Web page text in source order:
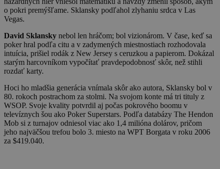
o pokri premýšľame. Sklansky podľahol zlyhaniu srdca v Las
Vegas.
David Sklansky nebol len hráčom; bol vizionárom. V čase, keď sa
poker hral podľa citu a v zadymených miestnostiach rozhodovala
intuícia, prišiel rodák z New Jersey s ceruzkou a papierom. Dokázal
starým harcovníkom vypočítať pravdepodobnosť skôr, než stihli
rozdať karty.
Hoci ho mladšia generácia vnímala skôr ako autora, Sklansky bol v
80. rokoch postrachom za stolmi. Na svojom konte má tri tituly z
WSOP. Svoje kvality potvrdil aj počas pokrového boomu v
televíznych šou ako Poker Superstars. Podľa databázy The Hendon
Mob si z turnajov odniesol viac ako 1,4 milióna dolárov, pričom
jeho najväčšou trefou bolo 3. miesto na WPT Borgata v roku 2006
za $419.040.